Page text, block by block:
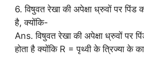
6. विषुवत रेखा की अपेक्षा ध्रुवों पर पिंड
है, क्योंकि-
Ans. विषुवत रेखा की अपेक्षा ध्रुवों पर
होता है क्योंकि R = पृथ्वी के त्रिज्या के